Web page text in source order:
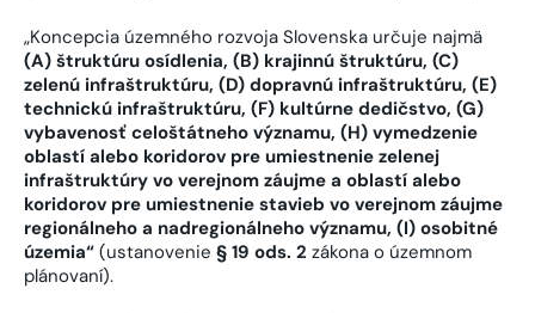
„Koncepcia územného rozvoja Slovenska určuje najmä
(A) štruktúru osídlenia, (B) krajinnú štruktúru, (C)
zelenú infraštruktúru, (D) dopravnú infraštruktúru, (E)
technickú infraštruktúru, (F) kultúrne dedičstvo, (G)
vybavenosť celoštátneho významu, (H) vymedzenie
oblastí alebo koridorov pre umiestnenie zelenej
infraštruktúry vo verejnom záujme a oblastí alebo
koridorov pre umiestnenie stavieb vo verejnom záujme
regionálneho a nadregionálneho významu, (I) osobitné
územia“ (ustanovenie § 19 ods. 2 zákona o územnom
plánovaní).